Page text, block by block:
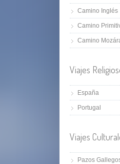
Camino Inglés
Camino
Camino
Viajes
España
Portugal
Viajes
Pazos